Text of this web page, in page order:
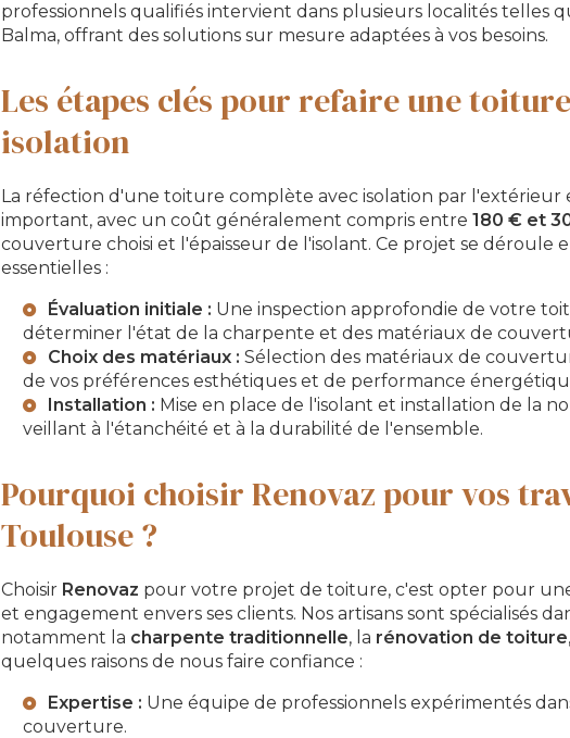
professionnels qualifiés intervient dans plusieurs localités telles
Balma, offrant des solutions sur mesure adaptées à vos besoins.
Les étapes clés pour refaire une
isolation
La réfection d'une toiture complète avec isolation par l'extérieur
important, avec un coût généralement compris entre 180 € et
couverture choisi et l'épaisseur de l'isolant. Ce projet se déroule
essentielles :
Évaluation initiale : Une inspection approfondie de votre
déterminer l'état de la charpente et des matériaux de
Choix des matériaux : Sélection des matériaux de
de vos préférences esthétiques et de performance
Installation : Mise en place de l'isolant et installation de la
veillant à l'étanchéité et à la durabilité de l'ensemble.
Pourquoi choisir Renovaz pour vos
Toulouse ?
Choisir Renovaz pour votre projet de toiture, c'est opter pour
et engagement envers ses clients. Nos artisans sont spécialisés
notamment la charpente traditionnelle, la rénovation de toiture
quelques raisons de nous faire confiance :
Expertise : Une équipe de professionnels expérimentés
couverture.